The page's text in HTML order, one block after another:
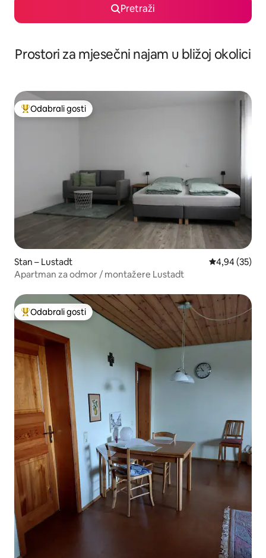
Pretraži
Prostori za mjesečni najam u bližoj okolici
Među najviše rangiranima s oznakom „Odabrali gosti”
Odabrali gosti
Stan – Lustadt Prosječna
4,94 (35)
Apartman za odmor / montažere Lustadt
Među najviše rangiranima s oznakom „Odabrali gosti”
Odabrali gosti